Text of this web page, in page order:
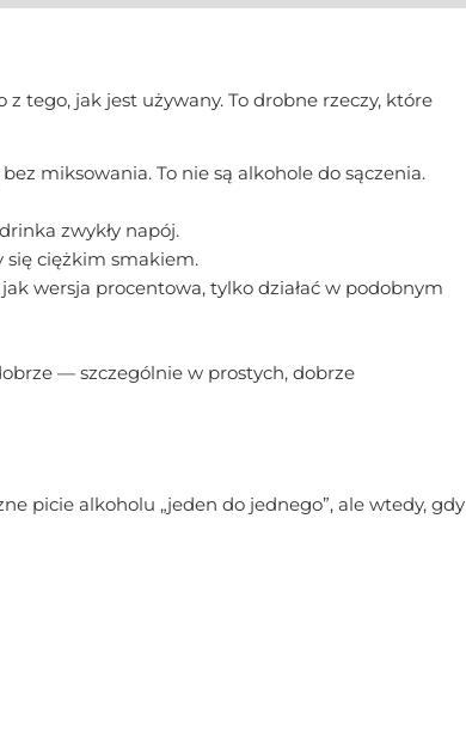
tego, jak jest używany. To drobne rzeczy, które
miksowania. To nie są alkohole do sączenia.
zwykły napój.
się ciężkim smakiem.
wersja procentowa, tylko działać w podobnym
— szczególnie w prostych, dobrze
picie alkoholu „jeden do jednego”, ale wtedy, gdy